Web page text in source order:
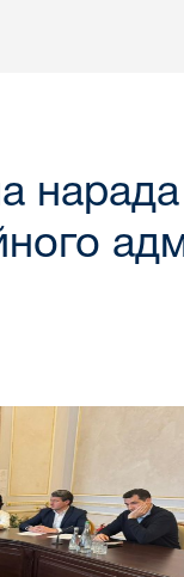
нарада